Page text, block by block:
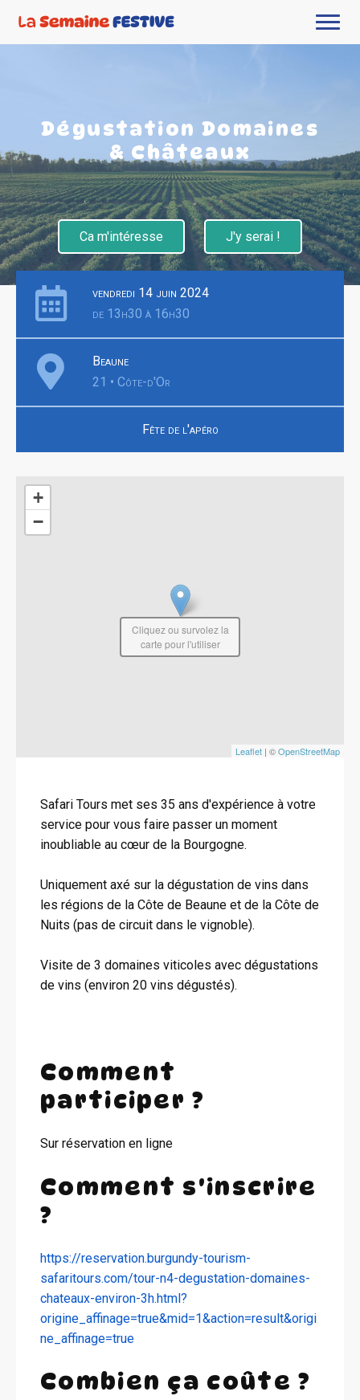
Dégustation Domaines
& Châteaux
Ca m'intéresse J'y serai !
vendredi 14 juin 2024
de 13h30 à 16h30
Beaune
21 • Côte-d'Or
Fête de l'apéro
+
−
Leaflet | ©OpenStreetMap
Cliquez ou survolez la
carte pour l'utiliser
Safari Tours met ses 35 ans d'expérience à votre
service pour vous faire passer un moment
inoubliable au cœur de la Bourgogne.
Uniquement axé sur la dégustation de vins dans
les régions de la Côte de Beaune et de la Côte de
Nuits (pas de circuit dans le vignoble).
Visite de 3 domaines viticoles avec dégustations
de vins (environ 20 vins dégustés).
Comment
participer ?
Sur réservation en ligne
Comment s'inscrire
?
https://reservation.burgundy-tourism-
safaritours.com/tour-n4-degustation-domaines-
chateaux-environ-3h.html?
origine_affinage=true&mid=1&action=result&origi
ne_affinage=true
Combien ça coûte ?